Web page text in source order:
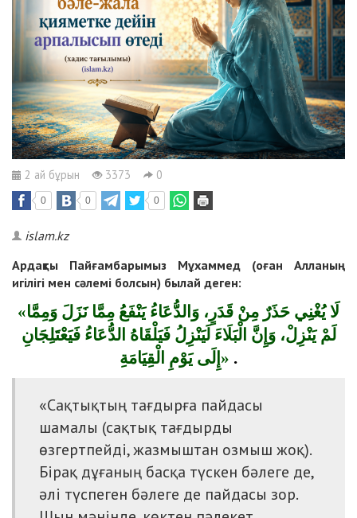
2 ай бұрын 3373 0
0 0 0
islam.kz
Ардақты Пайғамбарымыз Мұхаммед (оған Алланың
игілігі мен сәлемі болсын) былай деген:
«لَا يُغْنِي حَذَرٌ مِنْ قَدَرٍ، وَالدُّعَاءُ يَنْفَعُ مِمَّا نَزَلَ وَمِمَّا
لَمْ يَنْزِلْ، وَإِنَّ الْبَلَاءَ لَيَنْزِلُ فَيَلْقَاهُ الدُّعَاءُ فَيَعْتَلِجَانِ
إِلَى يَوْمِ الْقِيَامَةِ » .
«Сақтықтың тағдырға пайдасы
шамалы (сақтық тағдырды
өзгертпейді, жазмыштан озмыш жоқ).
Бірақ дұғаның басқа түскен бәлеге де,
әлі түспеген бәлеге де пайдасы зор.